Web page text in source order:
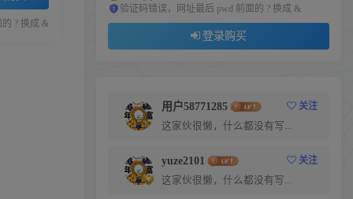
? 换成 &
验证码错误，网址最后 pwd 前面的 ? 换成 &
登录购买
用户58771285
关注
这家伙很懒，什么都没有写...
yuze2101
关注
这家伙很懒，什么都没有写...